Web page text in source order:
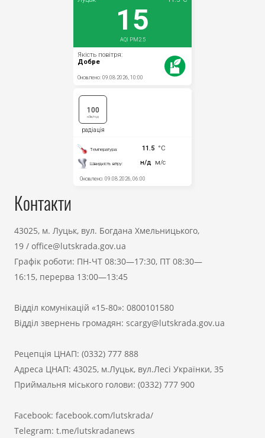
Контакти
43025, м. Луцьк, вул. Богдана Хмельницького,
19 / office@lutskrada.gov.ua
Графік роботи: ПН-ЧТ 08:30—17:30, ПТ 08:30—
16:15, перерва 13:00—13:45
Відділ комунікацій «15-80»: 0800101580
Відділ звернень громадян: scargy@lutskrada.gov.ua
Рецепція ЦНАП: (0332) 777 888
Адреса ЦНАП: 43025, м.Луцьк, вул.Лесі Українки, 35
Приймальня міського голови: (0332) 777 900
Facebook: facebook.com/lutskrada/
Telegram: t.me/lutskradanews